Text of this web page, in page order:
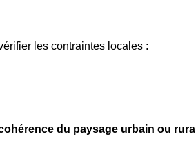
les contraintes locales :
du paysage urbain ou rural